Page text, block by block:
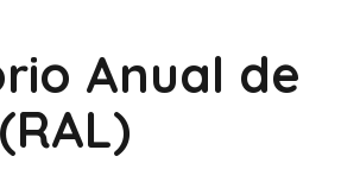
Anual de